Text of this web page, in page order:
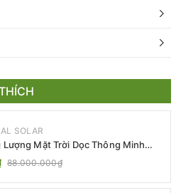
SOLAR
Mặt Trời Dọc Thông Minh
| ZALAA Jsc
88.000.000₫